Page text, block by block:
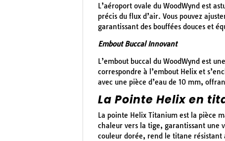
L’aéroport ovale du WoodWynd est
précis du flux d’air. Vous pouvez
garantissant des bouffées douces et
Embout Buccal Innovant
L’embout buccal du WoodWynd est
correspondre à l’embout Helix et
avec une pièce d’eau de 10 mm,
La Pointe Helix en
La pointe Helix Titanium est la pièce
chaleur vers la tige, garantissant une
couleur dorée, rend le titane résistant